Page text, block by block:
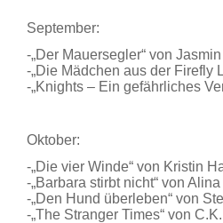
September:
-„Der Mauersegler“ von
-„Die Mädchen aus der Firefly
-„Knights – Ein gefährliches
Oktober:
-„Die vier Winde“ von Kristin
-„Barbara stirbt nicht“ von
-„Den Hund überleben“ von
-„The Stranger Times“ von